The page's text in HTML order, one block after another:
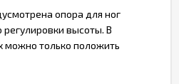
опора для ног
высоты. В
можно только положить